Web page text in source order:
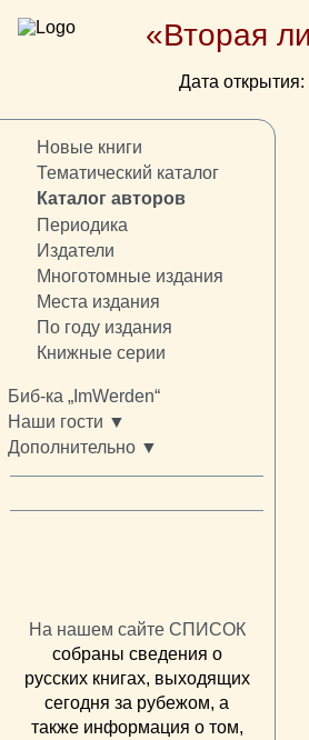
«Вторая
Дата
Новые книги
Тематический каталог
Каталог авторов
Периодика
Издатели
Многотомные издания
Места издания
По году издания
Книжные серии
Биб-ка „ImWerden“
Наши гости ▼
Дополнительно ▼
На нашем сайте СПИСОК
собраны сведения о
русских книгах, выходящих
сегодня за рубежом, а
также информация о том,